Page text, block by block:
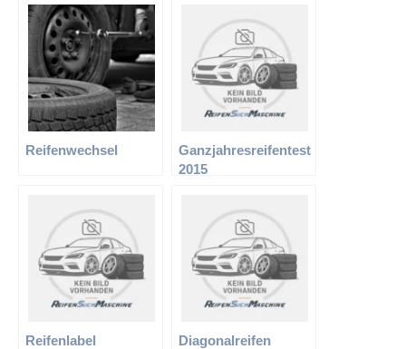
Reifenwechsel
Ganzjahresreifentest
2015
Reifenlabel Diagonalreifen